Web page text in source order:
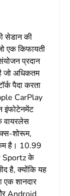
सेडान की
एक किफायती
प्रदान
जो अधिकतम
पैदा करता
CarPlay
वायरलेस
शोरूम,
है। 10.99
Sportz के
है, क्योंकि यह
शानदार